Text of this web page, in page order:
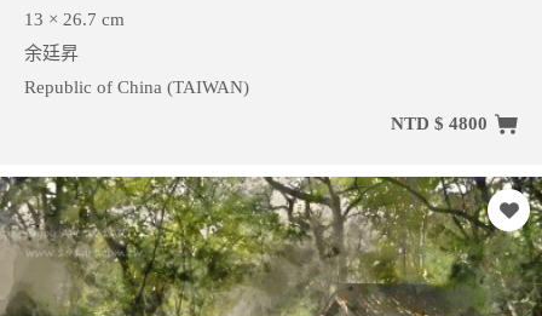
13 × 26.7 cm
余廷昇
Republic of China (TAIWAN)
NTD $ 4800